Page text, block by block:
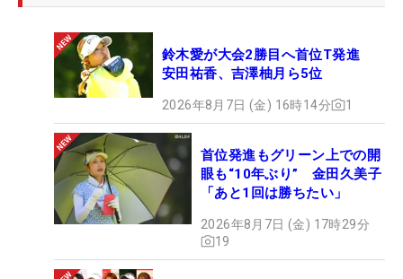
鈴木愛が大会2勝目へ首位T発進
安田祐香、吉澤柚月ら5位
2026年8月7日 (金) 16時14分 1
首位発進もグリーン上での開
眼も“10年ぶり” 金田久美子
「あと1回は勝ちたい」
2026年8月7日 (金) 17時29分
19